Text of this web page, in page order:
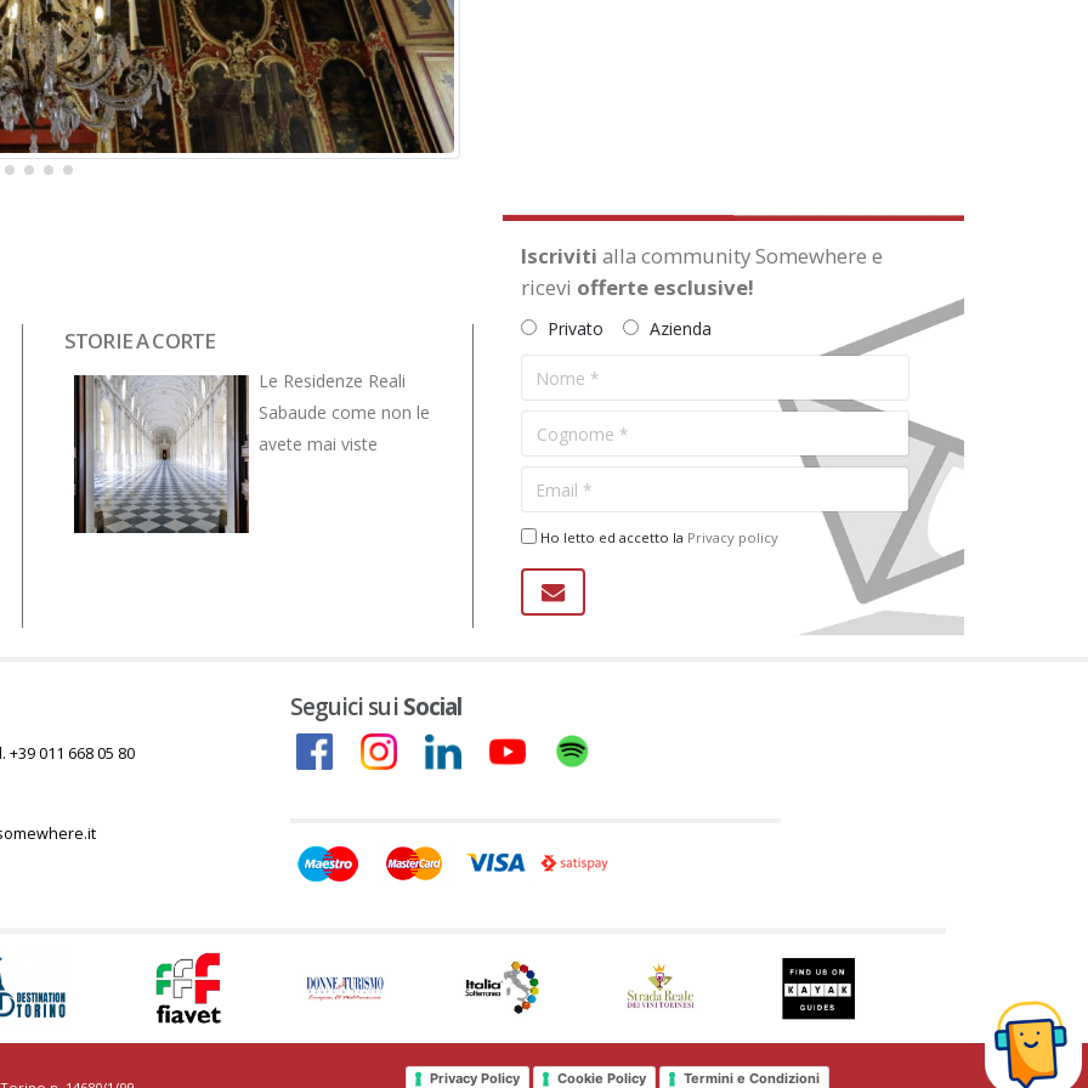
STORIE A CORTE
Le Residenze Reali
Sabaude come non le
avete mai viste
NOVITÀ DELL'ESTATE: IL MUSEO EGIZIO SI
VIVE... DI SERA!
Ogni sabato di luglio e
Iscriviti alla community Somewhere e
ricevi offerte esclusive!
Privato Azienda
Ho letto ed accetto la Privacy policy
+39 011 668 05 80
Seguici suiSocial
Privacy Policy Cookie Policy Termini e Condizioni